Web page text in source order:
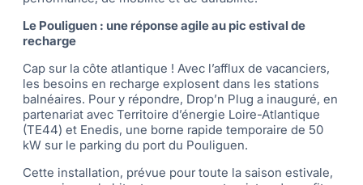
Le Pouliguen : une réponse agile au pic estival de
recharge
Cap sur la côte atlantique ! Avec l’afflux de vacanciers,
les besoins en recharge explosent dans les stations
balnéaires. Pour y répondre, Drop’n Plug a inauguré, en
partenariat avec Territoire d’énergie Loire-Atlantique
(TE44) et Enedis, une borne rapide temporaire de 50
kW sur le parking du port du Pouliguen.
Cette installation, prévue pour toute la saison estivale,